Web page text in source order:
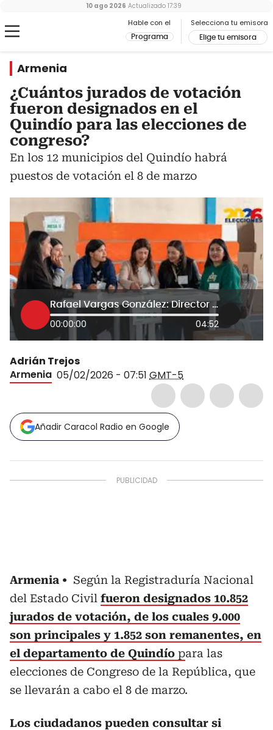
Hable con el
Programa
Selecciona tu emisora
Elige tu emisora
10 ago 2026 Actualizado 17:39
Armenia
¿Cuántos jurados de votación
fueron designados en el
Quindío para las elecciones de
congreso?
En los 12 municipios del Quindío habrá
puestos de votación el 8 de marzo
Rafael Vargas González: Director Gestión Electoral, registraduría
00:00:00 04:52
Adrián Trejos
Armenia 05/02/2026 - 07:51 GMT-5
Añadir Caracol Radio en Google
Armenia
Según la Registraduría Nacional
del Estado Civil fueron designados 10.852
jurados de votación, de los cuales 9.000
son principales y 1.852 son remanentes, en
el departamento de Quindío para las
elecciones de Congreso de la República, que
se llevarán a cabo el 8 de marzo.
Los ciudadanos pueden consultar si